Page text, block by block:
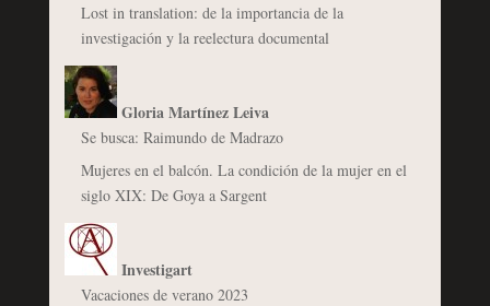
Lost in translation: de la importancia de la
investigación y la reelectura documental
Gloria Martínez Leiva
Se busca: Raimundo de Madrazo
Mujeres en el balcón. La condición de la mujer en el
siglo XIX: De Goya a Sargent
Investigart
Vacaciones de verano 2023